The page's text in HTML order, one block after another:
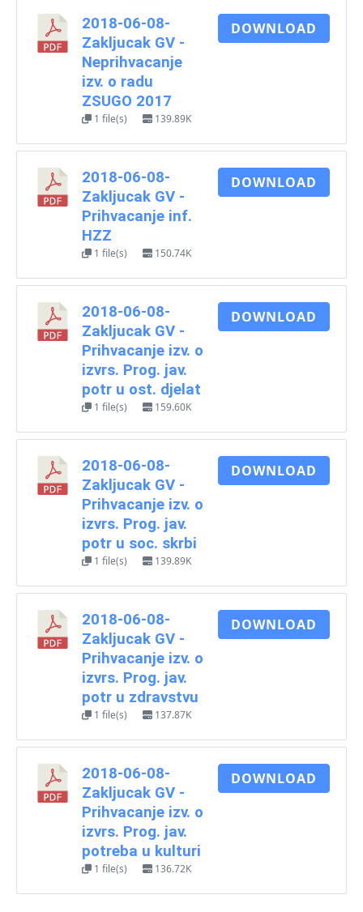
2018-06-08-
Zakljucak GV -
Neprihvacanje
izv. o radu
ZSUGO 2017
1 file(s) 139.89K
DOWNLOAD
2018-06-08-
Zakljucak GV -
Prihvacanje inf.
HZZ
1 file(s) 150.74K
DOWNLOAD
2018-06-08-
Zakljucak GV -
Prihvacanje izv. o
izvrs. Prog. jav.
potr u ost. djelat
1 file(s) 159.60K
DOWNLOAD
2018-06-08-
Zakljucak GV -
Prihvacanje izv. o
izvrs. Prog. jav.
potr u soc. skrbi
1 file(s) 139.89K
DOWNLOAD
2018-06-08-
Zakljucak GV -
Prihvacanje izv. o
izvrs. Prog. jav.
potr u zdravstvu
1 file(s) 137.87K
DOWNLOAD
2018-06-08-
Zakljucak GV -
Prihvacanje izv. o
izvrs. Prog. jav.
potreba u kulturi
1 file(s) 136.72K
DOWNLOAD